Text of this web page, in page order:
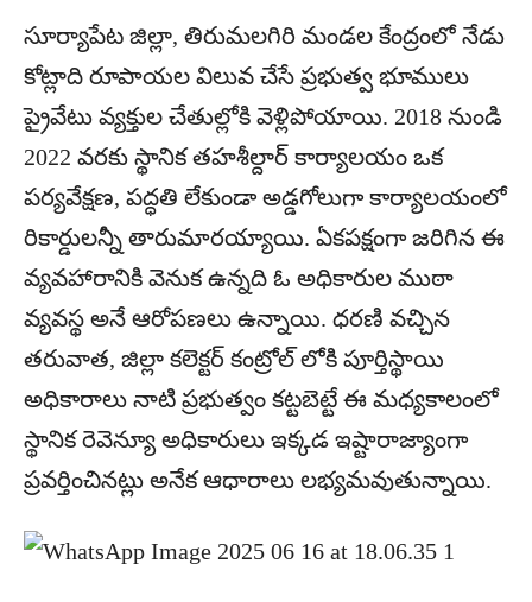
సూర్యాపేట జిల్లా, తిరుమలగిరి మండల కేంద్రంలో నేడు
కోట్లాది రూపాయల విలువ చేసే ప్రభుత్వ భూములు
ప్రైవేటు వ్యక్తుల చేతుల్లోకి వెళ్లిపోయాయి. 2018 నుండి
2022 వరకు స్థానిక తహశీల్దార్ కార్యాలయం ఒక
పర్యవేక్షణ, పద్ధతి లేకుండా అడ్డగోలుగా కార్యాలయంలో
రికార్డులన్నీ తారుమారయ్యాయి. ఏకపక్షంగా జరిగిన ఈ
వ్యవహారానికి వెనుక ఉన్నది ఓ అధికారుల ముఠా
వ్యవస్థ అనే ఆరోపణలు ఉన్నాయి. ధరణి వచ్చిన
తరువాత, జిల్లా కలెక్టర్ కంట్రోల్ లోకి పూర్తిస్థాయి
అధికారాలు నాటి ప్రభుత్వం కట్టబెట్టే ఈ మధ్యకాలంలో
స్థానిక రెవెన్యూ అధికారులు ఇక్కడ ఇష్టారాజ్యాంగా
ప్రవర్తించినట్లు అనేక ఆధారాలు లభ్యమవుతున్నాయి.